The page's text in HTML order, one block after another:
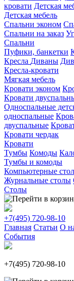
кровати Детская
Детская мебель
Спальни эконом
Спальни на заказ
Спальни
Пуфики, банкетки
Кресла Диваны
Кресла-кровати
Мягкая мебель
Кровати эконом
Кровати
Односпальные
односпальные
двуспальные
Кровати чердак
Кровати
Тумбы Комоды
Тумбы и комоды
Компьютерные
Журнальные столы
Столы
+7(495) 720-98-10
Главная Статьи О
События
+7(495) 720-98-10